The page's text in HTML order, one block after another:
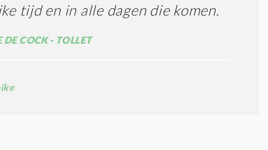
tijd en in alle dagen die komen.
COCK - TOLLET